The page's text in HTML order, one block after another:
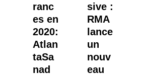
ranc
es en
2020:
Atlan
taSa
nad
sive :
RMA
lance
un
nouv
eau